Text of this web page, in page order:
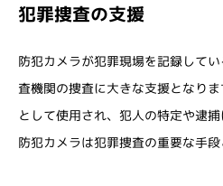
犯罪捜査の支援
防犯カメラが犯罪現場を記録して
査機関の捜査に大きな支援となり
として使用され、犯人の特定や逮
防犯カメラは犯罪捜査の重要な手段